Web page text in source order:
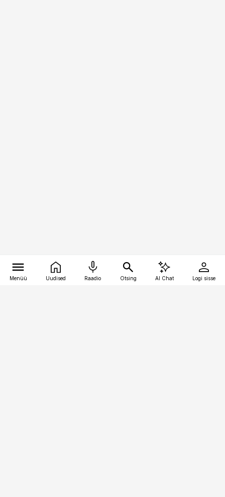
Menüü Uudised Raadio Otsing AI Chat Logi sisse